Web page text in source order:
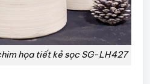
họa tiết kẻ sọc SG-LH427